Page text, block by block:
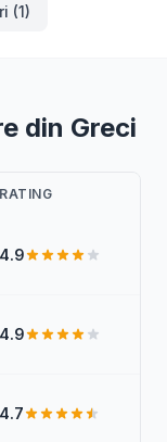
(1)
din Greci
RATING
4.9
4.9
4.7